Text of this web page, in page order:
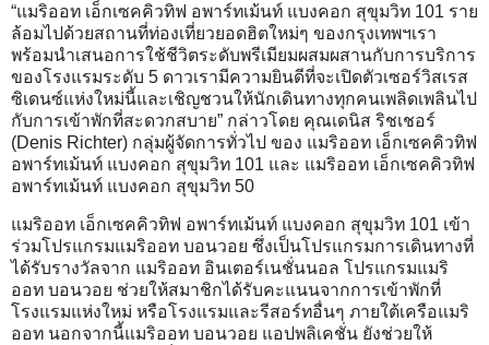
“แมริออท เอ็กเซคคิวทิฟ อพาร์ทเม้นท์ แบงคอก สุขุมวิท 101 ราย
ล้อมไปด้วยสถานที่ท่องเที่ยวยอดฮิตใหม่ๆ ของกรุงเทพฯเรา
พร้อมนำเสนอการใช้ชีวิตระดับพรีเมียมผสมผสานกับการบริการ
ของโรงแรมระดับ 5 ดาวเรามีความยินดีที่จะเปิดตัวเซอร์วิสเรส
ซิเดนซ์แห่งใหม่นี้และเชิญชวนให้นักเดินทางทุกคนเพลิดเพลินไป
กับการเข้าพักที่สะดวกสบาย” กล่าวโดย คุณเดนิส ริชเชอร์
(Denis Richter) กลุ่มผู้จัดการทั่วไป ของ แมริออท เอ็กเซคคิวทิฟ
อพาร์ทเม้นท์ แบงคอก สุขุมวิท 101 และ แมริออท เอ็กเซคคิวทิฟ
อพาร์ทเม้นท์ แบงคอก สุขุมวิท 50
แมริออท เอ็กเซคคิวทิฟ อพาร์ทเม้นท์ แบงคอก สุขุมวิท 101 เข้า
ร่วมโปรแกรมแมริออท บอนวอย ซึ่งเป็นโปรแกรมการเดินทางที่
ได้รับรางวัลจาก แมริออท อินเตอร์เนชั่นนอล โปรแกรมแมริ
ออท บอนวอย ช่วยให้สมาชิกได้รับคะแนนจากการเข้าพักที่
โรงแรมแห่งใหม่ หรือโรงแรมและรีสอร์ทอื่นๆ ภายใต้เครือแมริ
ออท นอกจากนี้แมริออท บอนวอย แอปพลิเคชั่น ยังช่วยให้